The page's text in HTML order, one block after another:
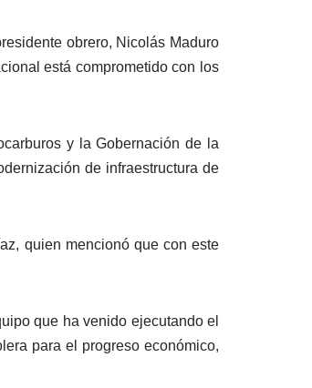
obrero, Nicolás Maduro
está comprometido con los
y la Gobernación de la
de infraestructura de
quien mencionó que con este
que ha venido ejecutando el
para el progreso económico,